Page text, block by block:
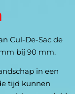
Cul-De-Sac de
bij 90 mm.
in een
tijd kunnen